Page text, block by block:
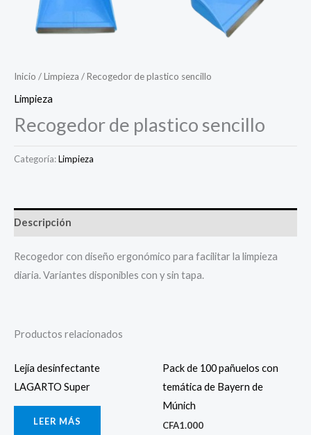
Inicio /Limpieza / Recogedor de plastico sencillo
Limpieza
Recogedor de plastico sencillo
Categoría:Limpieza
Descripción
Recogedor con diseño ergonómico para facilitar la limpieza
diaria. Variantes disponibles con y sin tapa.
Productos relacionados
Lejía desinfectante
LAGARTO Super
LEER MÁS
Pack de 100 pañuelos con
temática de Bayern de
Múnich
CFA1.000